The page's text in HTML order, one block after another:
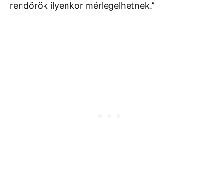
rendőrök ilyenkor mérlegelhetnek.”